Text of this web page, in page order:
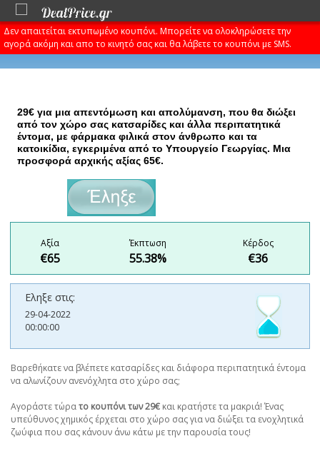
Δεν απαιτείται εκτυπωμένο κουπόνι. Μπορείτε να ολοκληρώσετε την
αγορά ακόμη και απο το κινητό σας και θα λάβετε το κουπόνι με SMS.
29€ για μια απεντόμωση και απολύμανση, που θα διώξει
από τον χώρο σας κατσαρίδες και άλλα περιπατητικά
έντομα, με φάρμακα φιλικά στον άνθρωπο και τα
κατοικίδια, εγκεριμένα από το Υπουργείο Γεωργίας. Μια
προσφορά αρχικής αξίας 65€.
Αξία Έκπτωση Κέρδος
€65 55.38% €36
Εληξε στις:
29-04-2022
00:00:00
Βαρεθήκατε να βλέπετε κατσαρίδες και διάφορα περιπατητικά έντομα
να αλωνίζουν ανενόχλητα στο χώρο σας;
Αγοράστε τώρατο κουπόνι των 29€ και κρατήστε τα μακριά! Ένας
υπεύθυνος χημικός έρχεται στο χώρο σας για να διώξει τα ενοχλητικά
ζωύφια που σας κάνουν άνω κάτω με την παρουσία τους!